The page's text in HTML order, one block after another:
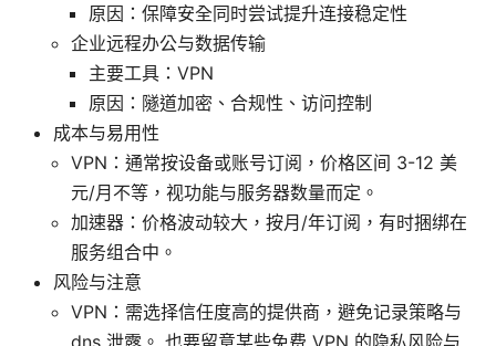
原因：保障安全同时尝试提升连接稳定性
企业远程办公与数据传输
主要工具：VPN
原因：隧道加密、合规性、访问控制
成本与易用性
VPN：通常按设备或账号订阅，价格区间 3-12 美
元/月不等，视功能与服务器数量而定。
加速器：价格波动较大，按月/年订阅，有时捆绑在
服务组合中。
风险与注意
VPN：需选择信任度高的提供商，避免记录策略与
dns 泄露。 也要留意某些免费 VPN 的隐私风险与